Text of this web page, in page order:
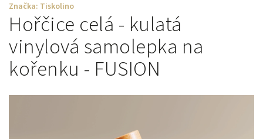
Hořčice celá - kulatá
vinylová samolepka na
kořenku - FUSION
Značka: Tiskolino